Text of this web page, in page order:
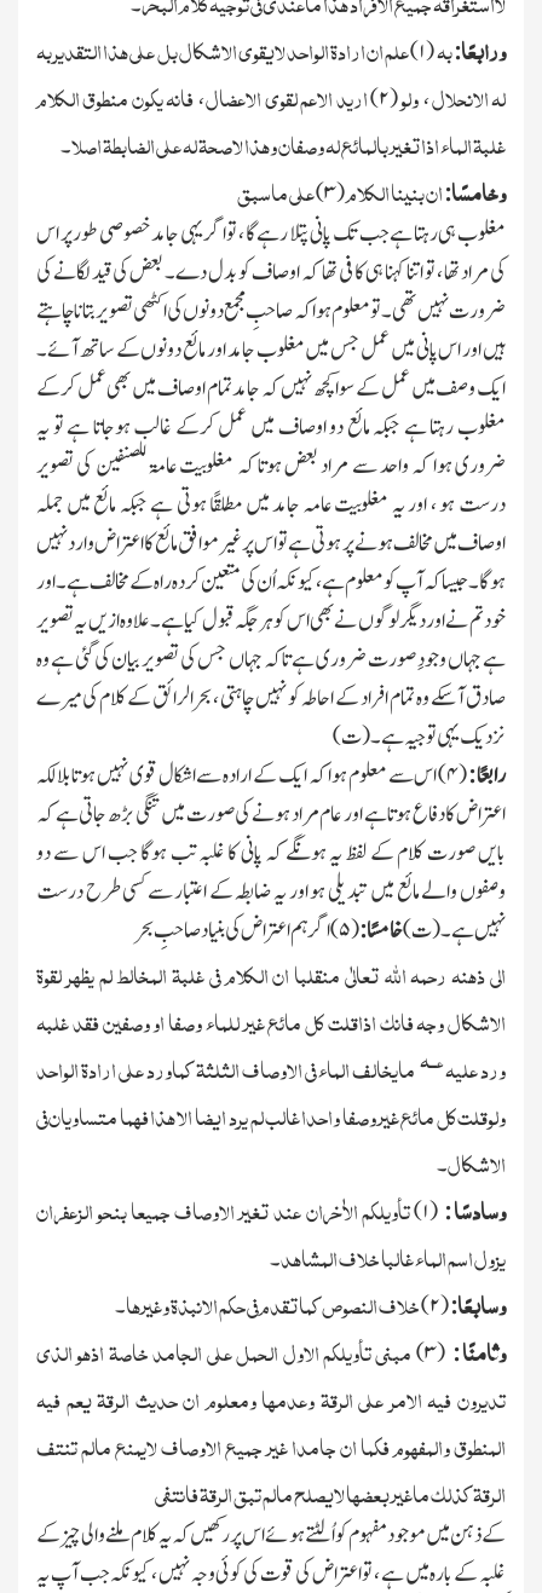
ورابعًا:بہ(۱)علم ان ارادۃ الواحد لایقوی الاشکال بل علی ھذا التقدیر بہ
لہ الانحلال،ولو(۲)ارید الاعم لقوی الاعضال،فانہ یکون منطوق الکلام
غلبۃ الماء اذاتغیر بالمائع لہ وصفان وھذا لاصحۃ لہ علی الضابطۃ اصلا۔
وخامسًا:ان بنینا الکلام(۳)علی ماسبق
مغلوب ہی رہتا ہے جب تك پانی پتلا رہے گا ، تو اگر یہی جامد خصوصی طور پر اس
کی مراد تھا ، تو اتنا کہنا ہی کافی تھا کہ اوصاف کو بدل دے۔ بعض کی قید لگانے کی
ضرورت نہیں تھی۔ تو معلوم ہوا کہ صاحبِ مجمع دونوں کی اکٹھی تصویر بتانا چاہتے
ہیں اور اس پانی میں عمل جس میں مغلوب جامد اور مائع دونوں کے ساتھ آئے۔
ایك وصف میں عمل کے سوا کچھ نہیں کہ جامد تمام اوصاف میں بھی عمل کرکے
مغلوب رہتا ہے جبکہ مائع دو اوصاف میں عمل کرکے غالب ہوجاتا ہے تو یہ
ضروری ہوا کہ واحد سے مراد بعض ہوتا کہ مغلوبیت عامۃ للصنفین کی تصویر
درست ہو ، اور یہ مغلوبیت عامہ جامد میں مطلقًا ہوتی ہے جبکہ مائع میں جملہ
اوصاف میں مخالف ہونے پر ہوتی ہے تو اس پر غیر موافق مائع کا اعتراض وارد نہیں
ہوگا۔ جیسا کہ آپ کو معلوم ہے ، کیونکہ اُن کی متعین کردہ راہ کے مخالف ہے۔ اور
خود تم نے اور دیگر لوگوں نے بھی اس کو ہر جگہ قبول کیا ہے۔ علاوہ ازیں یہ تصویر
ہے جہاں وجودِ صورت ضروری ہے تاکہ جہاں جس کی تصویر بیان کی گئی ہے وہ
صادق آسکے وہ تمام افراد کے احاطہ کو نہیں چاہتی ، بحرالرائق کے کلام کی میرے
نزدیك یہی توجیہ ہے۔ (ت)
رابعًا :(۴)اسسےمعلومہواکہایكکےارادہسےاشکالقوینہیںہوتابلالکہ
اعتراض کا دفاع ہوتا ہے اور عام مراد ہونے کی صورت میں تنگی بڑھ جاتی ہے کہ
بایں صورت کلام کے لفظ یہ ہونگے کہ پانی کا غلبہ تب ہوگا جب اس سے دو
وصفوں والے مائع میں تبدیلی ہو اور یہ ضابطہ کے اعتبار سے کسی طرح درست
نہیں ہے۔ (ت)خامسًا :(۵)اگرہماعتراضکیبنیادصاحبِ بحر
الی ذھنہ رحمہ الله تعالٰی منقلبا ان الکلام فی غلبۃ المخالط لم یظھر لقوۃ
الاشکال وجہ فانك اذاقلت کل مائع غیر للماء وصفا او وصفین فقد غلبہ
ورد علیہعــہمایخالف الماء فی الاوصاف الثلثۃ کماورد علی ارادۃ الواحد
ولوقلت کل مائع غیر وصفا واحدا غالب لم یرد ایضا الا ھذا فھما متساویان فی
الاشکال۔
وسادسًا:
(۱)تأویلکم الاٰخران عند تغیر الاوصاف جمیعا بنحو الزعفران
یزول اسم الماء غالبا خلاف المشاھد۔
وسابعًا:
(۲)خلاف النصوص کماتقدم فی حکم الانبذۃ وغیرھا۔
وثامنًا:
(۳)مبنی تأویلکم الاول الحمل علی الجامد خاصۃ اذھو الذی
تدیرون فیہ الامر علی الرقۃ وعدمھا ومعلوم ان حدیث الرقۃ یعم فیہ
المنطوق والمفھوم فکما ان جامدا غیر جمیع الاوصاف لایمنع مالم تنتف
الرقۃ کذلك ماغیر بعضھا لایصلح مالم تبق الرقۃ فانتفی
کے ذہن میں موجود مفہوم کو اُلٹتے ہوئے اس پر رکھیں کہ یہ کلام ملنے والی چیز کے
غلبہ کے بارہ میں ہے ، تو اعتراض کی قوت کی کوئی وجہ نہیں ، کیونکہ جب آپ یہ